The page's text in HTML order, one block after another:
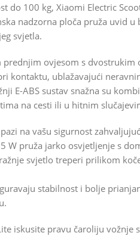
do 100 kg, Xiaomi Electric
nadzorna ploča pruža uvid
svjetla.
ovjesom s dvostrukim
kontaktu, ublažavajući
E-ABS sustav snažna su
na cesti ili u hitnim
na vašu sigurnost
W pruža jarko osvjetljenje s
svjetlo treperi prilikom
stabilnost i bolje
iskusite pravu čaroliju